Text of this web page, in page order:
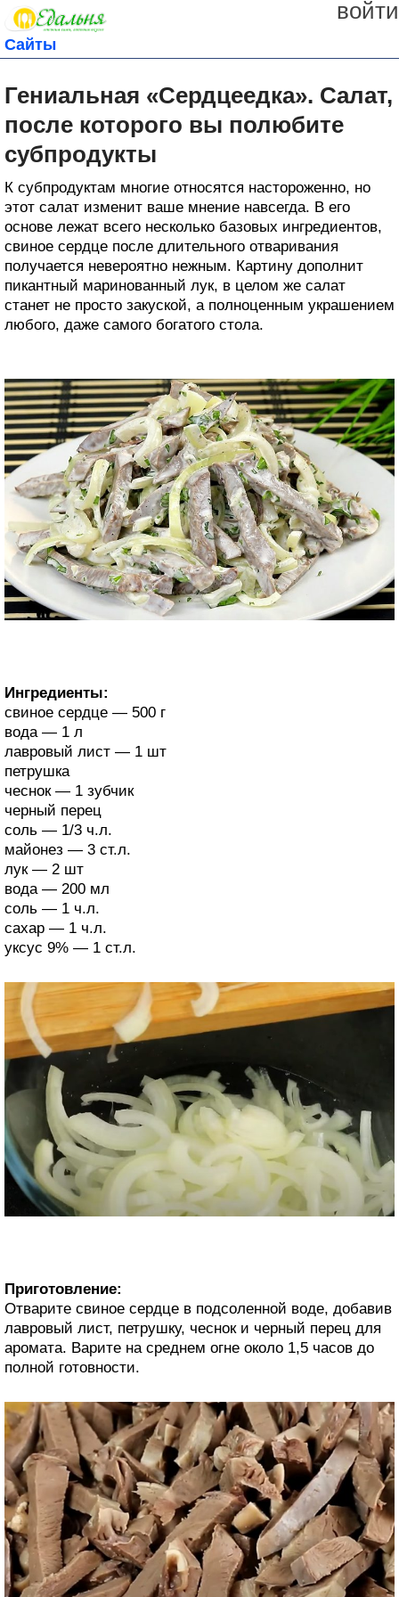
войти
Сайты
Гениальная «Сердцеедка». Салат,
после которого вы полюбите
субпродукты
К субпродуктам многие относятся настороженно, но
этот салат изменит ваше мнение навсегда. В его
основе лежат всего несколько базовых ингредиентов,
свиное сердце после длительного отваривания
получается невероятно нежным. Картину дополнит
пикантный маринованный лук, в целом же салат
станет не просто закуской, а полноценным украшением
любого, даже самого богатого стола.
Ингредиенты:
свиное сердце — 500 г
вода — 1 л
лавровый лист — 1 шт
петрушка
чеснок — 1 зубчик
черный перец
соль — 1/3 ч.л.
майонез — 3 ст.л.
лук — 2 шт
вода — 200 мл
соль — 1 ч.л.
сахар — 1 ч.л.
уксус 9% — 1 ст.л.
Приготовление:
Отварите свиное сердце в подсоленной воде, добавив
лавровый лист, петрушку, чеснок и черный перец для
аромата. Варите на среднем огне около 1,5 часов до
полной готовности.